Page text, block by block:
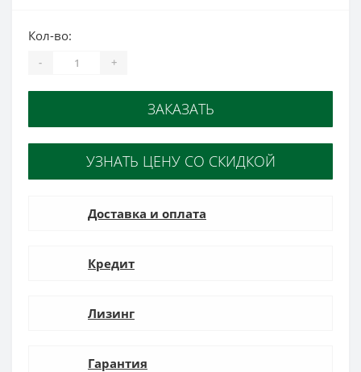
Кол-во:
- +
ЗАКАЗАТЬ
УЗНАТЬ ЦЕНУ СО СКИДКОЙ
Доставка и оплата
Кредит
Лизинг
Гарантия